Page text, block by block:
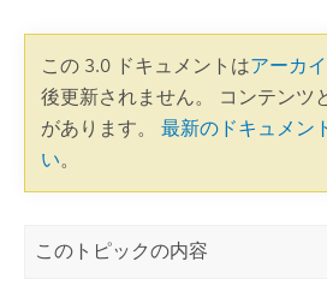
この 3.0 ドキュメントはアーカ
後更新されません。 コンテンツ
があります。 最新のドキュメン
い。
このトピックの内容